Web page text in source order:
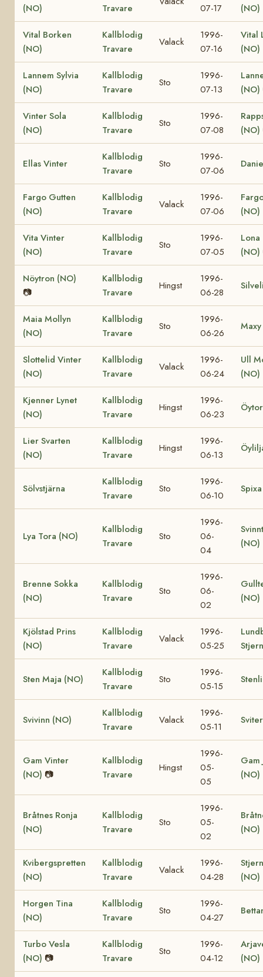
(NO)
Travare
07-17
(NO)
Vital Borken
(NO)
Kallblodig
Travare
Valack
1996-
07-16
Vital
(NO)
Lannem Sylvia
(NO)
Kallblodig
Travare
Sto
1996-
07-13
(NO)
Vinter Sola
(NO)
Kallblodig
Travare
Sto
1996-
07-08
(NO)
Ellas Vinter
Kallblodig
Travare
Sto
1996-
07-06
Fargo Gutten
(NO)
Kallblodig
Travare
Valack
1996-
07-06
(NO)
Vita Vinter
(NO)
Kallblodig
Travare
Sto
1996-
07-05
(NO)
Nöytron (NO)
📷
Kallblodig
Travare
Hingst
1996-
06-28
Maia Mollyn
(NO)
Kallblodig
Travare
Sto
1996-
06-26
Slottelid Vinter
(NO)
Kallblodig
Travare
Valack
1996-
06-24
Ull
(NO)
Kjenner Lynet
(NO)
Kallblodig
Travare
Hingst
1996-
06-23
Lier Svarten
(NO)
Kallblodig
Travare
Hingst
1996-
06-13
Sölvstjärna
Kallblodig
Travare
Sto
1996-
06-10
Spixa
Lya Tora (NO)
Kallblodig
Travare
Sto
1996-
06-
04
(NO)
Brenne Sokka
(NO)
Kallblodig
Travare
Sto
1996-
06-
02
(NO)
Kjölstad Prins
(NO)
Kallblodig
Travare
Valack
1996-
05-25
Sten Maja (NO)
Kallblodig
Travare
Sto
1996-
05-15
Svivinn (NO)
Kallblodig
Travare
Valack
1996-
05-11
Gam Vinter
(NO) 📷
Kallblodig
Travare
Hingst
1996-
05-
05
Gam
(NO)
Bråtnes Ronja
(NO)
Kallblodig
Travare
Sto
1996-
05-
02
(NO)
Kvibergspretten
(NO)
Kallblodig
Travare
Valack
1996-
04-28
(NO)
Horgen Tina
(NO)
Kallblodig
Travare
Sto
1996-
04-27
Turbo Vesla
(NO) 📷
Kallblodig
Travare
Sto
1996-
04-12
(NO)